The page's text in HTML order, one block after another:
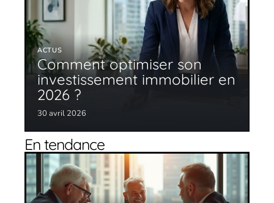
ACTUS
Comment optimiser son
investissement immobilier en
2026 ?
30 avril 2026
En tendance